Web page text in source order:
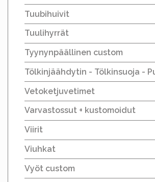
Tuubihuivit
Tuulihyrrät
Tyynynpäällinen custom
Tölkinjäähdytin - Tölkinsuoja -
Vetoketjuvetimet
Varvastossut + kustomoidut
Viirit
Viuhkat
Vyöt custom